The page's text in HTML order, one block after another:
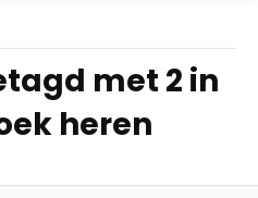
met 2 in
heren